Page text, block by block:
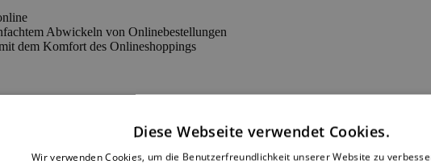
Abwickeln von Onlinebestellungen
dem Komfort des Onlineshoppings
möchte, unser vielfach erprobtes Feature zur Abwicklung von
Diese Webseite verwendet Cookies.
Wir verwenden Cookies, um die Benutzerfreundlichkeit unserer Website zu